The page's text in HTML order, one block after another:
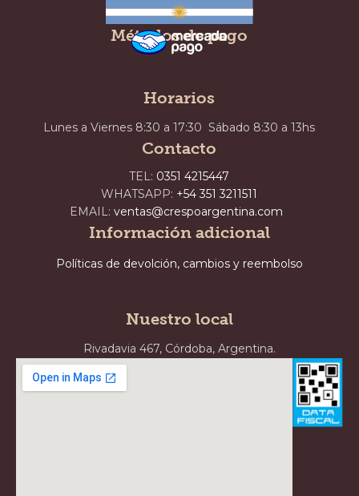
Horarios
Lunes a Viernes 8:30 a 17:30 Sábado 8:30 a 13hs
Contacto
TEL: 0351 4215447
WHATSAPP: +54 351 3211511
EMAIL: ventas@crespoargentina.com
Información adicional
Políticas de devolción, cambios y reembolso
Métodos de pago
Nuestro local
Rivadavia 467, Córdoba, Argentina.